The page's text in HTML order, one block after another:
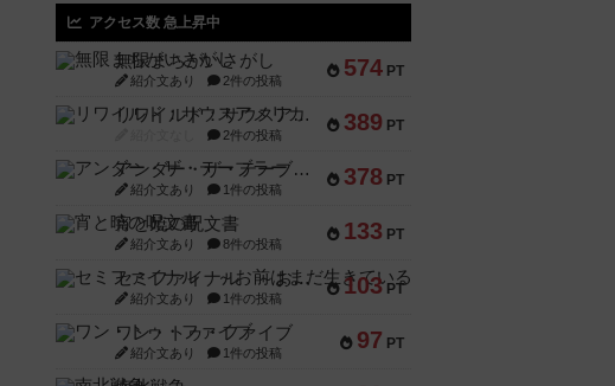
アクセス数 急上昇中
574 PT
無限まちがいさがし
紹介文あり 2件の投稿
389 PT
リワイルド：サウスアメリカ
2件の投稿
378 PT
アンダー・ザ・テーブラー
紹介文あり 1件の投稿
133 PT
宵と暁の呪文書
紹介文あり 8件の投稿
103 PT
セミファイナル ～お前はまだ生きている～
紹介文あり 1件の投稿
97 PT
ワン・トゥ・ファイブ
紹介文あり 1件の投稿